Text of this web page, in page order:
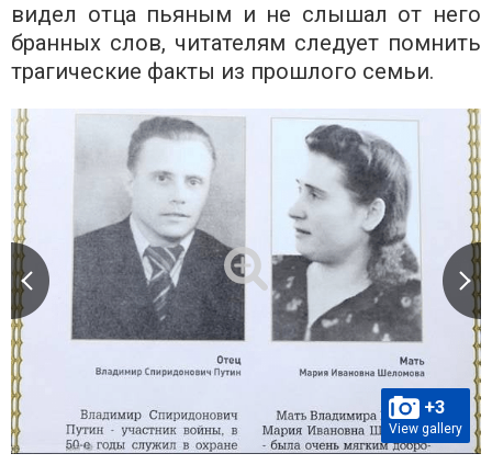
видел отца пьяным и не слышал от него
бранных слов, читателям следует помнить
трагические факты из прошлого семьи.
+3
View gallery